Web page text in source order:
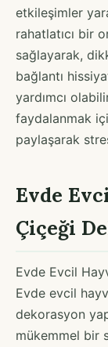
etkileşimler
rahatlatıcı bir
sağlayarak,
bağlantı
yardımcı
faydalanmak
paylaşarak
Evde
Çiçeği
Evde Evcil
Evde evcil
dekorasyon
mükemmel bir